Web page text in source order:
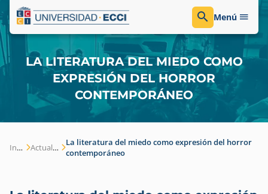
Menú
LA LITERATURA DEL MIEDO COMO
EXPRESIÓN DEL HORROR
CONTEMPORÁNEO
Inicio Actualidad
La literatura del miedo como expresión del horror
contemporáneo